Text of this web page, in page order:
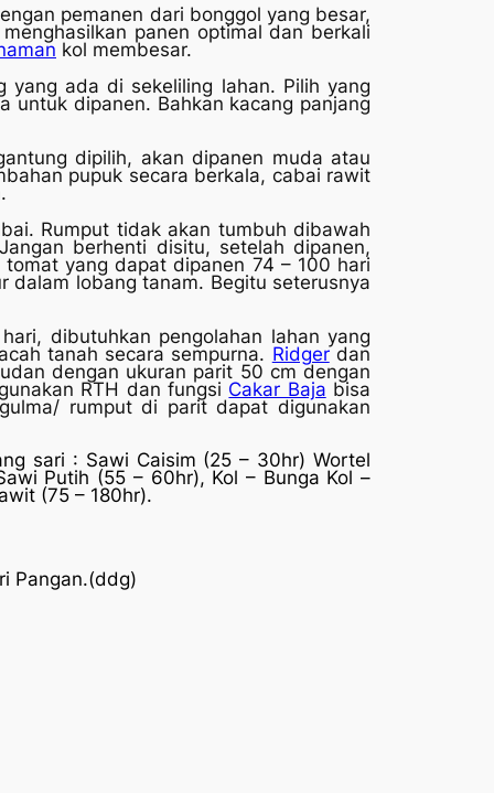
pemanen dari bonggol yang besar,
panen optimal dan berkali
kol membesar.
ada di sekeliling lahan. Pilih yang
untuk dipanen. Bahkan kacang panjang
dipilih, akan dipanen muda atau
pupuk secara berkala, cabai rawit
Rumput tidak akan tumbuh dibawah
berhenti disitu, setelah dipanen,
yang dapat dipanen 74 – 100 hari
dalam lobang tanam. Begitu seterusnya
dibutuhkan pengolahan lahan yang
tanah secara sempurna. Ridgerdan
dengan ukuran parit 50 cm dengan
RTH dan fungsi Cakar Baja bisa
rumput di parit dapat digunakan
sari : Sawi Caisim (25 – 30hr) Wortel
Putih (55 – 60hr), Kol – Bunga Kol –
(75 – 180hr).
Pangan.(ddg)